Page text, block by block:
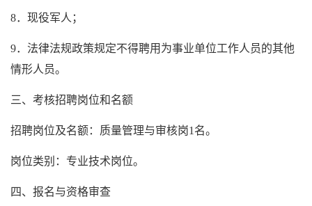
8．现役军人；
9．法律法规政策规定不得聘用为事业单位工作人员的其他
情形人员。
三、考核招聘岗位和名额
招聘岗位及名额：质量管理与审核岗1名。
岗位类别：专业技术岗位。
四、报名与资格审查